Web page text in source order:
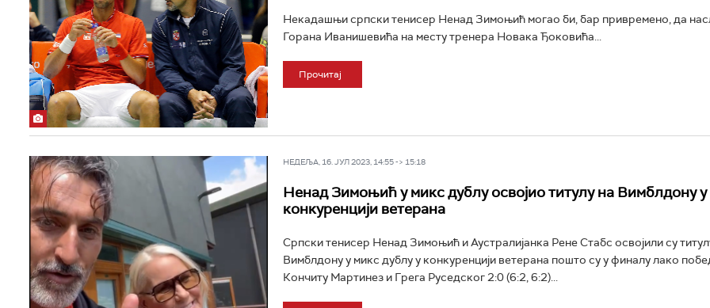
Некадашњи српски тенисер Ненад Зимоњић могао би, бар привремено, да
Горана Иванишевића на месту тренера Новака Ђоковића...
Прочитај
НЕДЕЉА, 16. ЈУЛ 2023, 14:55 -> 15:18
Ненад Зимоњић у микс дублу освојио титулу на Вимблдону у
конкуренцији ветерана
Српски тенисер Ненад Зимоњић и Аустралијанка Рене Стабс освојили су
Вимблдону у микс дублу у конкуренцији ветерана пошто су у финалу лако
Кончиту Мартинез и Грега Руседског 2:0 (6:2, 6:2)...